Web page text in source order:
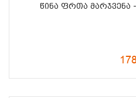
ᲬᲘᲜᲐ ᲤᲠᲗᲐ ᲛᲐᲠᲯᲕᲔᲜᲐ -